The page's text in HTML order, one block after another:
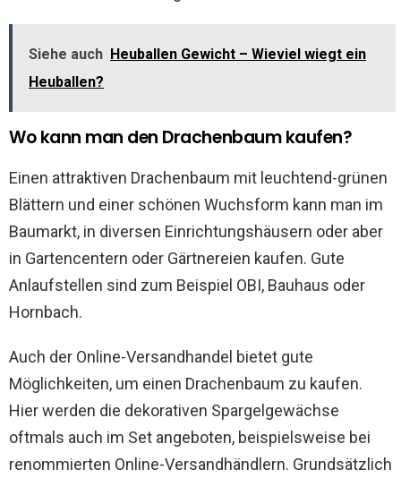
Siehe auch Heuballen Gewicht – Wieviel wiegt ein
Heuballen?
Wo kann man den Drachenbaum kaufen?
Einen attraktiven Drachenbaum mit leuchtend-grünen
Blättern und einer schönen Wuchsform kann man im
Baumarkt, in diversen Einrichtungshäusern oder aber
in Gartencentern oder Gärtnereien kaufen. Gute
Anlaufstellen sind zum Beispiel OBI, Bauhaus oder
Hornbach.
Auch der Online-Versandhandel bietet gute
Möglichkeiten, um einen Drachenbaum zu kaufen.
Hier werden die dekorativen Spargelgewächse
oftmals auch im Set angeboten, beispielsweise bei
renommierten Online-Versandhändlern. Grundsätzlich